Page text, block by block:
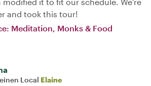
and took this tour!
Meditation, Monks & Food
Local Elaine